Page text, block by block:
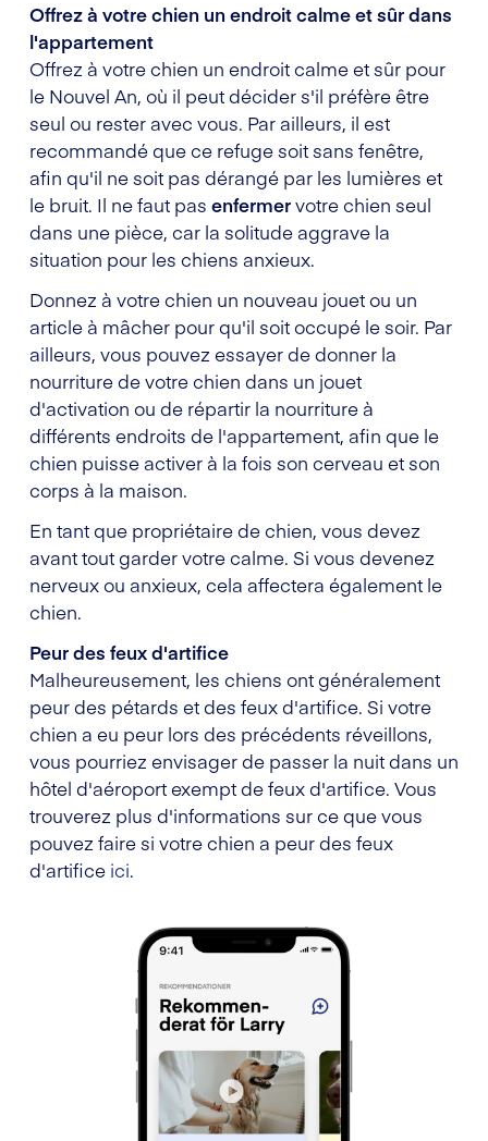
Offrez à votre chien un endroit calme et sûr dans
l'appartement
Offrez à votre chien un endroit calme et sûr pour
le Nouvel An, où il peut décider s'il préfère être
seul ou rester avec vous. Par ailleurs, il est
recommandé que ce refuge soit sans fenêtre,
afin qu'il ne soit pas dérangé par les lumières et
le bruit. Il ne faut pas enfermervotre chien seul
dans une pièce, car la solitude aggrave la
situation pour les chiens anxieux.
Donnez à votre chien un nouveau jouet ou un
article à mâcher pour qu'il soit occupé le soir. Par
ailleurs, vous pouvez essayer de donner la
nourriture de votre chien dans un jouet
d'activation ou de répartir la nourriture à
différents endroits de l'appartement, afin que le
chien puisse activer à la fois son cerveau et son
corps à la maison.
En tant que propriétaire de chien, vous devez
avant tout garder votre calme. Si vous devenez
nerveux ou anxieux, cela affectera également le
chien.
Peur des feux d'artifice
Malheureusement, les chiens ont généralement
peur des pétards et des feux d'artifice. Si votre
chien a eu peur lors des précédents réveillons,
vous pourriez envisager de passer la nuit dans un
hôtel d'aéroport exempt de feux d'artifice. Vous
trouverez plus d'informations sur ce que vous
pouvez faire si votre chien a peur des feux
d'artifice ici.